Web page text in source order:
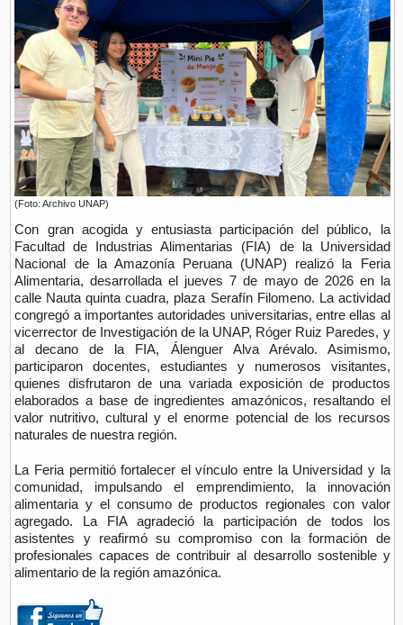
(Foto: Archivo UNAP)
Con gran acogida y entusiasta participación del público, la
Facultad de Industrias Alimentarias (FIA) de la Universidad
Nacional de la Amazonía Peruana (UNAP) realizó la Feria
Alimentaria, desarrollada el jueves 7 de mayo de 2026 en la
calle Nauta quinta cuadra, plaza Serafín Filomeno. La actividad
congregó a importantes autoridades universitarias, entre ellas al
vicerrector de Investigación de la UNAP, Róger Ruiz Paredes, y
al decano de la FIA, Álenguer Alva Arévalo. Asimismo,
participaron docentes, estudiantes y numerosos visitantes,
quienes disfrutaron de una variada exposición de productos
elaborados a base de ingredientes amazónicos, resaltando el
valor nutritivo, cultural y el enorme potencial de los recursos
naturales de nuestra región.
La Feria permitió fortalecer el vínculo entre la Universidad y la
comunidad, impulsando el emprendimiento, la innovación
alimentaria y el consumo de productos regionales con valor
agregado. La FIA agradeció la participación de todos los
asistentes y reafirmó su compromiso con la formación de
profesionales capaces de contribuir al desarrollo sostenible y
alimentario de la región amazónica.